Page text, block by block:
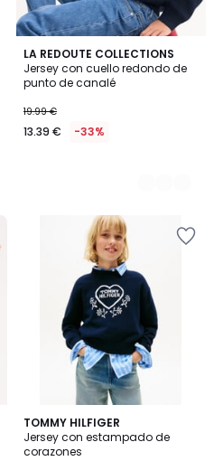
LA REDOUTE COLLECTIONS
Jersey con cuello redondo de
punto de canalé
19.99 €
13.39 € -33%
2
Colores
TOMMY HILFIGER
Jersey con estampado de
corazones